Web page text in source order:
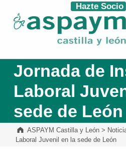
Hazte Socio
Jornada de
Laboral
sede de León
ASPAYM Castilla y León>
Laboral Juvenil en la sede de León